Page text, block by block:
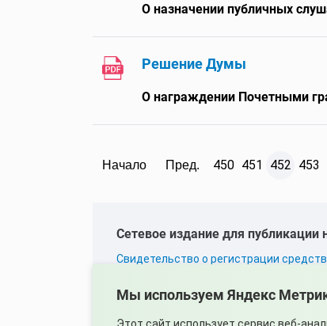
О назначении публичных
Решение Думы
О награждении Почетными
Начало Пред. 450 451 452 453
Cетевое издание для
Cвидетельство о регистрации
Главный редактор
Елисеева
Мы используем Яндекс